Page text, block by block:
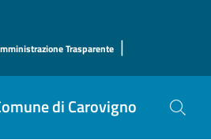
Trasparente |
di Carovigno